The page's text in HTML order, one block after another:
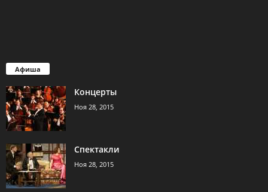
Афиша
Концерты
Ноя 28, 2015
Спектакли
Ноя 28, 2015